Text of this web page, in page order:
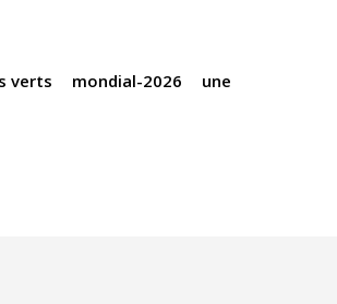
verts mondial-2026
une